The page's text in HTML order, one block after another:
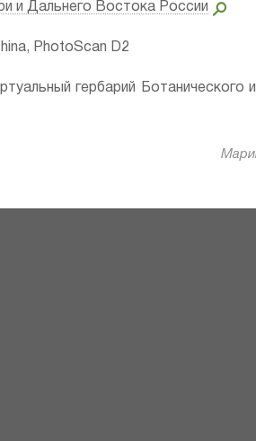
и Дальнего Востока России
PhotoScan D2
гербарий